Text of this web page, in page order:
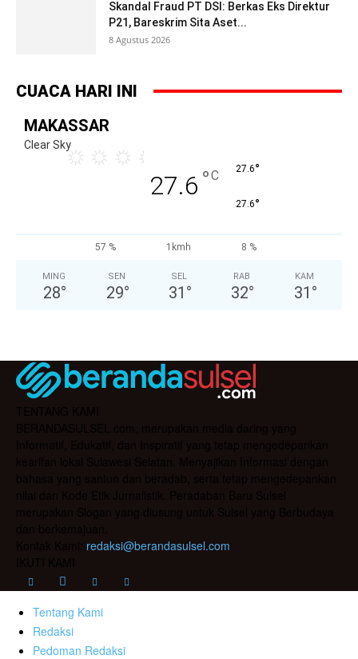
Skandal Fraud PT DSI: Berkas Eks Direktur
P21, Bareskrim Sita Aset...
8 Agustus 2026
CUACA HARI INI
MAKASSAR
Clear Sky
27.6 °C 27.6°
27.6°
57 % 1kmh 8 %
MING
28°
SEN
29°
SEL
31 °
RAB
32°
KAM
31 °
redaksi@berandasulsel.com
Tentang Kami
Redaksi
Pedoman Redaksi